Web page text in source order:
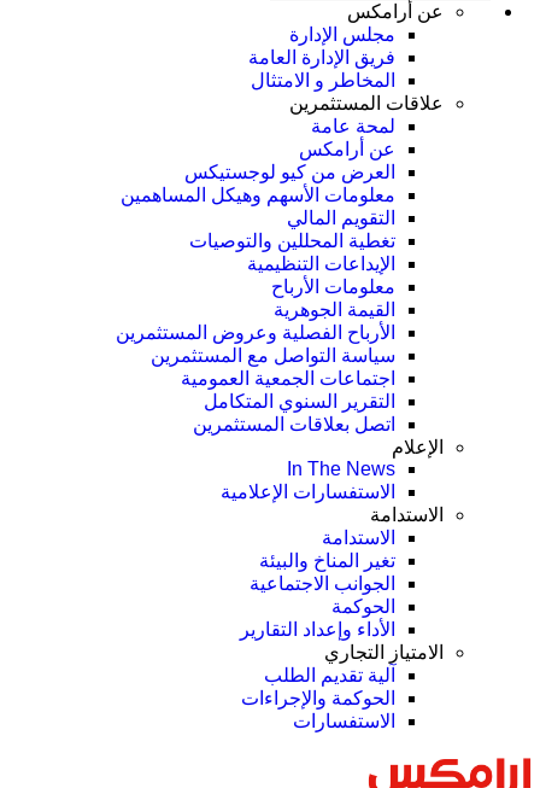
عن أرامكس
مجلس الإدارة
فريق الإدارة العامة
المخاطر و الامتثال
علاقات المستثمرين
لمحة عامة
عن أرامكس
العرض من كيو لوجستيكس
معلومات الأسهم وهيكل المساهمين
التقويم المالي
تغطية المحللين والتوصيات
الإيداعات التنظيمية
معلومات الأرباح
القيمة الجوهرية
الأرباح الفصلية وعروض المستثمرين
سياسة التواصل مع المستثمرين
اجتماعات الجمعية العمومیة
التقرير السنوي المتكامل
اتصل بعلاقات المستثمرين
الإعلام
In The News
الاستفسارات الإعلامية
الاستدامة
الاستدامة
تغير المناخ والبيئة
الجوانب الاجتماعية
الحوكمة
الأداء وإعداد التقارير
الامتياز التجاري
آلية تقديم الطلب
الحوكمة والإجراءات
الاستفسارات